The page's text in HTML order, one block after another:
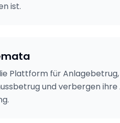
ist.
Plattform für Anlagebetrug,
und verbergen